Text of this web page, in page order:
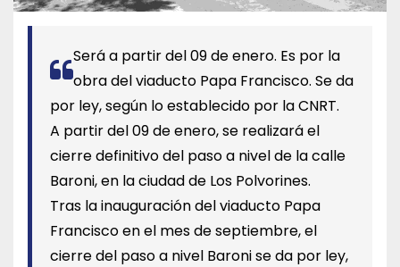
Será a partir del 09 de enero. Es por la
obra del viaducto Papa Francisco. Se da
por ley, según lo establecido por la CNRT.
A partir del 09 de enero, se realizará el
cierre definitivo del paso a nivel de la calle
Baroni, en la ciudad de Los Polvorines.
Tras la inauguración del viaducto Papa
Francisco en el mes de septiembre, el
cierre del paso a nivel Baroni se da por ley,